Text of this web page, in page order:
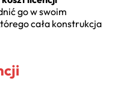
go w swoim
cała konstrukcja